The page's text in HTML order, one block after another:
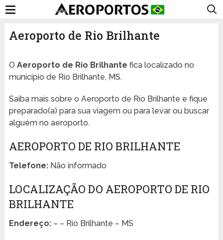
Aeroporto de Rio Brilhante
O Aeroporto de Rio Brilhante fica localizado no
município de Rio Brilhante, MS.
Saiba mais sobre o Aeroporto de Rio Brilhante e fique
preparado(a) para sua viagem ou para levar ou buscar
alguém no aeroporto.
AEROPORTO DE RIO BRILHANTE
Telefone:Não informado
LOCALIZAÇÃO DO AEROPORTO DE RIO
BRILHANTE
Endereço:– – Rio Brilhante – MS